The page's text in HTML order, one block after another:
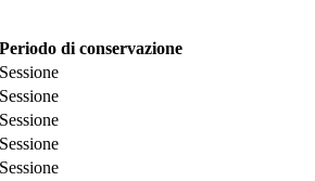
Periodo di conservazione
Sessione
Sessione
Sessione
Sessione
Sessione